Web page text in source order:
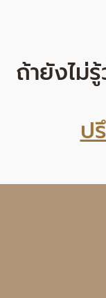
ถ้ายังไม่
ป